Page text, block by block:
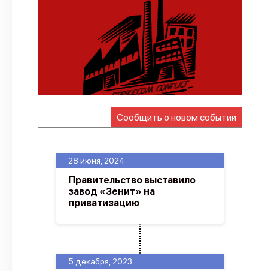
Карта событий
Трудовые конфликты
Отчеты
Предложить публикацию
Справочник
API
О проекте
Сообщить о новом событии
5 декабря, 2023
28 июня, 2024
Правительство выставило
завод «Зенит» на
приватизацию